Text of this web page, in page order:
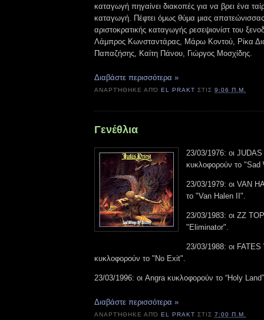
καταγωγή πηγαίνει διακοπές για να βρει ένα
καταγωγή. Πέφτει όμως θύμα μιας απατεώνισσας
αριστοκρατικής καταγωγής ρεσεψιονίστ του
Λάμπρος Κωνσταντάρας, Μάρω Κοντού, Ρίκα
Παπαζήσης, Καίτη Πάνου, Γιώργος Μοσχίδης.
Διαβάστε περισσότερα »
ΑΝΑΡΤΉΘΗΚΕ ΑΠΌ EL PRAKT ΣΤΙΣ9:06 Π.Μ.
Γενέθλια
23/03/1976: οι
κυκλοφορούν το
23/03/1979: οι VAN
το "Van Halen II".
23/03/1983: οι ZZ
"Eliminator".
23/03/1988: οι
κυκλοφορούν το "No Exit".
23/03/1996: οι Angra κυκλοφορούν το “Holy
Διαβάστε περισσότερα »
ΑΝΑΡΤΉΘΗΚΕ ΑΠΌ EL PRAKT ΣΤΙΣ7:00 Π.Μ.